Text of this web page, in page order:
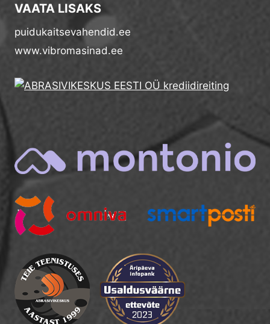
VAATA LISAKS
puidukaitsevahendid.ee
www.vibromasinad.ee